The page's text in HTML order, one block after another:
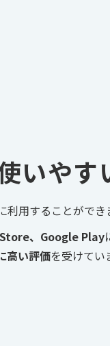
いやす
利用することができ
、Google Play
高い評価を受けてい